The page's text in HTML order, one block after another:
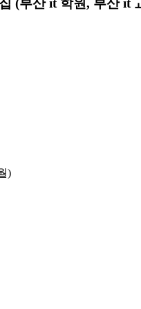
(부산 it 학원, 부산 it
)